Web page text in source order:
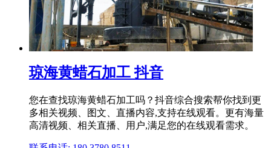
琼海黄蜡石加工 抖音
您在查找琼海黄蜡石加工吗？抖音综合搜索帮你找到更
多相关视频、图文、直播内容,支持在线观看。更有海量
高清视频、相关直播、用户,满足您的在线观看需求。